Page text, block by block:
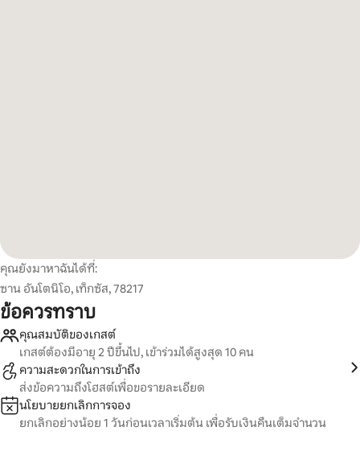
คุณยังมาหาฉันได้ที่:
ซาน อันโตนิโอ, เท็กซัส, 78217
ข้อควรทราบ
คุณสมบัติของเกสต์
เกสต์ต้องมีอายุ 2 ปีขึ้นไป, เข้าร่วมได้สูงสุด 10 คน
ความสะดวกในการเข้าถึง
ส่งข้อความถึงโฮสต์เพื่อขอรายละเอียด
นโยบายยกเลิกการจอง
ยกเลิกอย่างน้อย 1 วันก่อนเวลาเริ่มต้น เพื่อรับเงินคืนเต็มจำนวน